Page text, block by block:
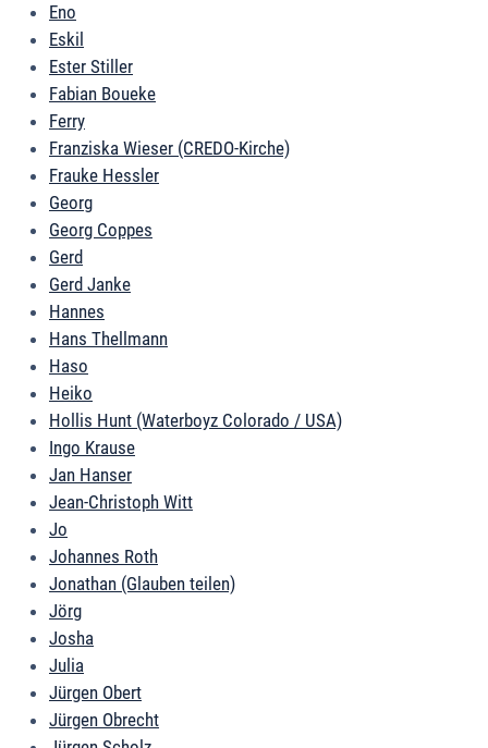
Eno
Eskil
Ester Stiller
Fabian Boueke
Ferry
Franziska Wieser (CREDO-Kirche)
Frauke Hessler
Georg
Georg Coppes
Gerd
Gerd Janke
Hannes
Hans Thellmann
Haso
Heiko
Hollis Hunt (Waterboyz Colorado / USA)
Ingo Krause
Jan Hanser
Jean-Christoph Witt
Jo
Johannes Roth
Jonathan (Glauben teilen)
Jörg
Josha
Julia
Jürgen Obert
Jürgen Obrecht